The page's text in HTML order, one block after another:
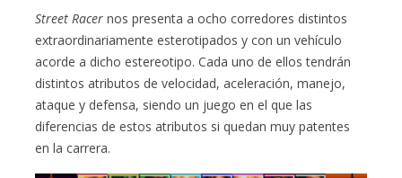
Street Racer nos presenta a ocho corredores distintos
extraordinariamente esterotipados y con un vehículo
acorde a dicho estereotipo. Cada uno de ellos tendrán
distintos atributos de velocidad, aceleración, manejo,
ataque y defensa, siendo un juego en el que las
diferencias de estos atributos si quedan muy patentes
en la carrera.